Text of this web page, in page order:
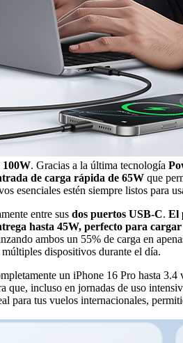
100W. Gracias a la última tecnología
de carga rápida de 65W que
esenciales estén siempre listos para
entre sus dos puertos USB-C. El
hasta 45W, perfecto para cargar
ambos un 55% de carga en
dispositivos durante el día.
un iPhone 16 Pro hasta 3.4
incluso en jornadas de uso
para tus vuelos internacionales,